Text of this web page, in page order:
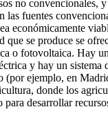
no convencionales,
fuentes
económicamente
que se produce se
o fotovoltaica. Hay
y hay un
ejemplo, en
donde los
desarrollar